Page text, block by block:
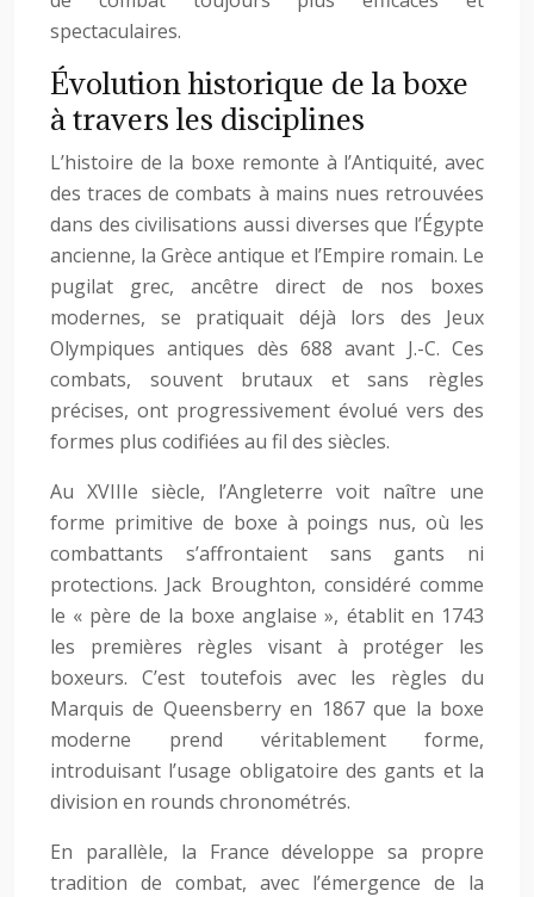
spectaculaires.
Évolution historique de la boxe
à travers les disciplines
L’histoire de la boxe remonte à l’Antiquité, avec
des traces de combats à mains nues retrouvées
dans des civilisations aussi diverses que l’Égypte
ancienne, la Grèce antique et l’Empire romain. Le
pugilat grec, ancêtre direct de nos boxes
modernes, se pratiquait déjà lors des Jeux
Olympiques antiques dès 688 avant J.-C. Ces
combats, souvent brutaux et sans règles
précises, ont progressivement évolué vers des
formes plus codifiées au fil des siècles.
Au XVIIIe siècle, l’Angleterre voit naître une
forme primitive de boxe à poings nus, où les
combattants s’affrontaient sans gants ni
protections. Jack Broughton, considéré comme
le « père de la boxe anglaise », établit en 1743
les premières règles visant à protéger les
boxeurs. C’est toutefois avec les règles du
Marquis de Queensberry en 1867 que la boxe
moderne prend véritablement forme,
introduisant l’usage obligatoire des gants et la
division en rounds chronométrés.
En parallèle, la France développe sa propre
tradition de combat, avec l’émergence de la